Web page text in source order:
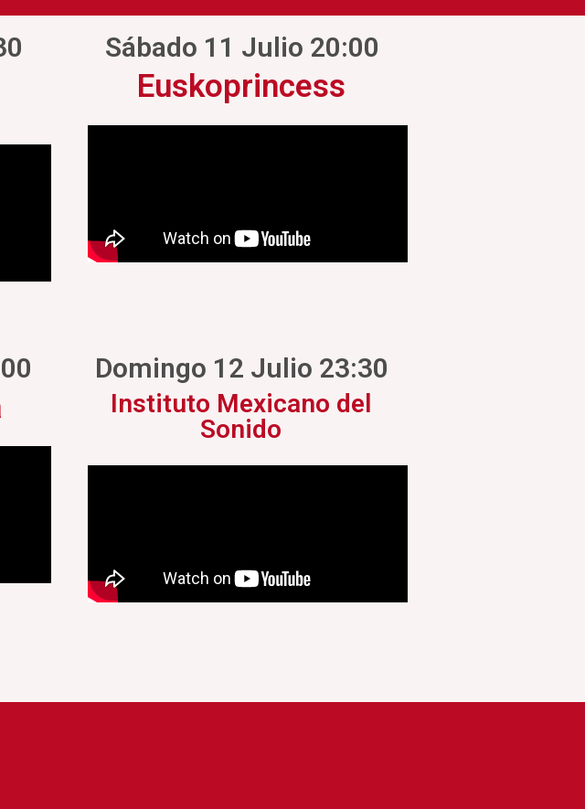
Sábado 11 Julio 20:00
Euskoprincess
Domingo 12 Julio 23:30
Instituto Mexicano del
Sonido